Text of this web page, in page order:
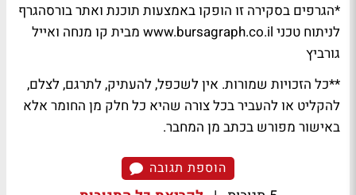
*הגרפים בסקירה זו הופקו באמצעות תוכנת ואתר בורסהגרף
לניתוח טכני www.bursagraph.co.il מבית קו מנחה ואייל
גורביץ
**כל הזכויות שמורות. אין לשכפל, להעתיק, לתרגם, לצלם,
להקליט או להעביר בכל צורה שהיא כל חלק מן החומר אלא
באישור מפורש בכתב מן המחבר.
הוספת תגובה